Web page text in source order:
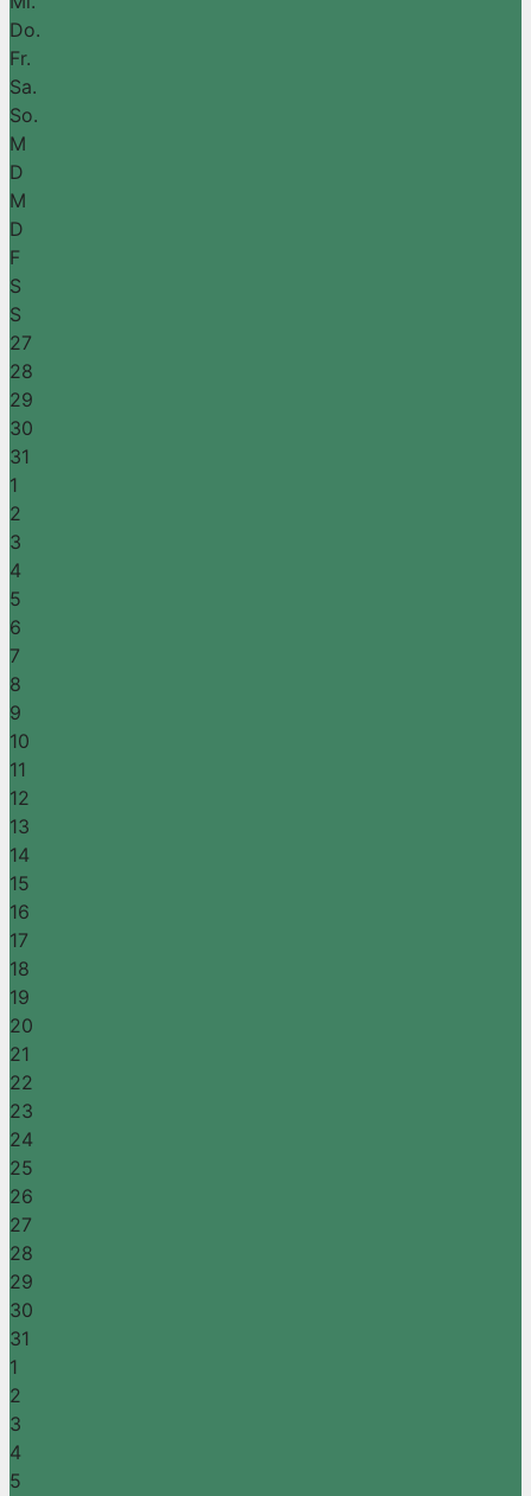
Do.
Fr.
Sa.
So.
M
D
M
D
F
S
S
27
28
29
30
31
1
2
3
4
5
6
7
8
9
10
11
12
13
14
15
16
17
18
19
20
21
22
23
24
25
26
27
28
29
30
31
1
2
3
4
5